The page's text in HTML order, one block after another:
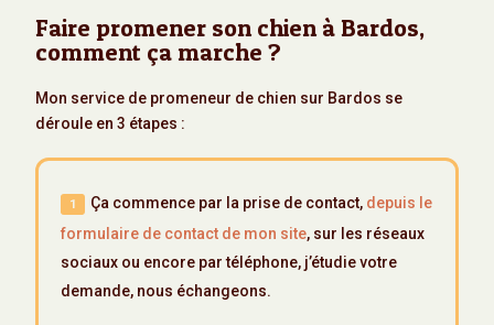
Faire promener son chien à Bardos,
comment ça marche ?
Mon service de promeneur de chien sur Bardos se
déroule en 3 étapes :
Ça commence par la prise de contact, depuis le
formulaire de contact de mon site, sur les réseaux
sociaux ou encore par téléphone, j’étudie votre
demande, nous échangeons.